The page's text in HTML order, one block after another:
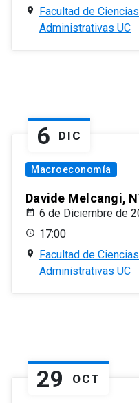
Facultad de
Administrativas UC
6 DIC
Macroeconomía
Davide Melcangi,
6 de Diciembre de
17:00
Facultad de
Administrativas UC
29 OCT